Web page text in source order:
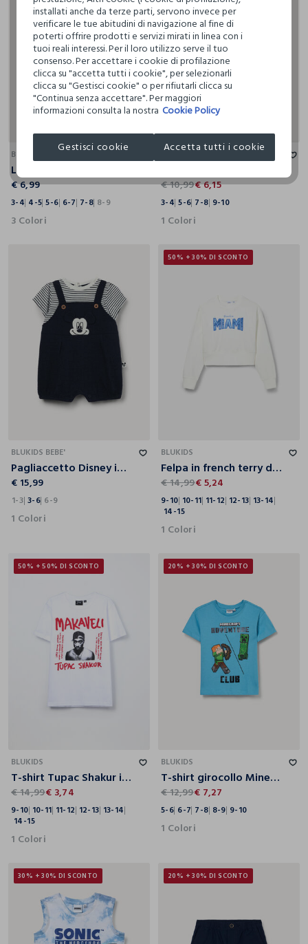
4-5 5-6 6-7 7-8 8-9
BLUKIDS
€ 6,99
3-4 4-5 5-6 6-7 7-8 8-9
3 Colori
3-4 5-6 7-8 9-10
BLUKIDS
€ 10,99€ 6,15
3-4 5-6 7-8 9-10
1 Colori
BLUKIDS BEBE'
Pagliaccetto Disney in misto cotone neonato
€ 15,99
1-3 3-6 6-9
1 Colori
50% + 30% DI SCONTO
BLUKIDS
Felpa in french terry di puro cotone ragazza
€ 14,99€ 5,24
9-10 10-11 11-12 12-13 13-14
14-15
1 Colori
50% + 50% DI SCONTO
BLUKIDS
T-shirt Tupac Shakur in puro cotone ragazzo
€ 14,99€ 3,74
9-10 10-11 11-12 12-13 13-14
14-15
1 Colori
20% + 30% DI SCONTO
BLUKIDS
T-shirt girocollo Minecraft in jersey di puro cotone bambino
€ 12,99€ 7,27
5-6 6-7 7-8 8-9 9-10
1 Colori
30% + 30% DI SCONTO 20% + 30% DI SCONTO
installati anche da terze parti, servono invece per
verificare le tue abitudini di navigazione al fine di
poterti offrire prodotti e servizi mirati in linea con i
tuoi reali interessi. Per il loro utilizzo serve il tuo
consenso. Per accettare i cookie di profilazione
clicca su "accetta tutti i cookie", per selezionarli
clicca su "Gestisci cookie" o per rifiutarli clicca su
"Continua senza accettare". Per maggiori
informazioni consulta la nostra Cookie Policy
Gestisci cookie Accetta tutti i cookie